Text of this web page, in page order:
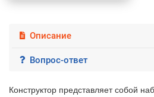
Описание
Вопрос-ответ
Конструктор представляет собой